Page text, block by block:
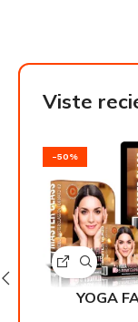
Viste
-50%
YOGA